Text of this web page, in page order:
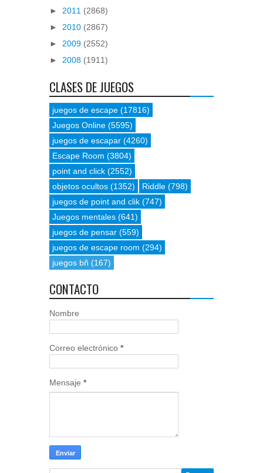
► 2011 (2868)
► 2010 (2867)
► 2009 (2552)
► 2008 (1911)
CLASES DE JUEGOS
juegos de escape (17816)
Juegos Online (5595)
juegos de escapar (4260)
Escape Room (3804)
point and click (2552)
objetos ocultos (1352) Riddle (798)
juegos de point and clik (747)
Juegos mentales (641)
juegos de pensar (559)
juegos de escape room (294)
juegos bñ (167)
CONTACTO
Nombre
Correo electrónico *
Mensaje *